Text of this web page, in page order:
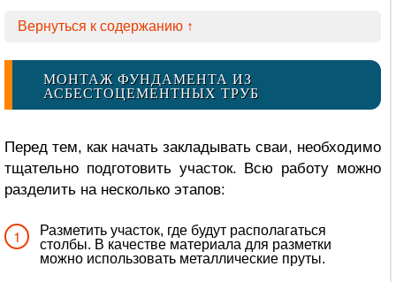
Вернуться к содержанию ↑
МОНТАЖ ФУНДАМЕНТА ИЗ
АСБЕСТОЦЕМЕНТНЫХ ТРУБ
Перед тем, как начать закладывать сваи, необходимо
тщательно подготовить участок. Всю работу можно
разделить на несколько этапов:
Разметить участок, где будут располагаться
столбы. В качестве материала для разметки
можно использовать металлические пруты.